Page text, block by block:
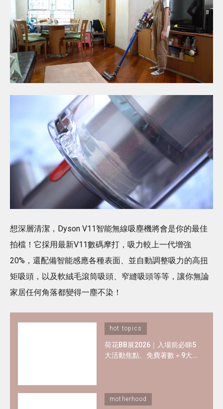
想深層清潔，Dyson V11智能無線吸塵機將會是你的最佳
拍檔！它採用最新V11數碼摩打，吸力較上一代增強
20%，還配備智能感應各種表面、並自動調整吸力的高扭
矩吸頭，以及軟絨毛滾筒吸頭、窄縫吸頭等等，讓你無論
家居任何角落都變得一塵不染！
hot topics
荷花BB展2026｜入場前必睇5
大活動焦點、免費著數＋9大
motherhood